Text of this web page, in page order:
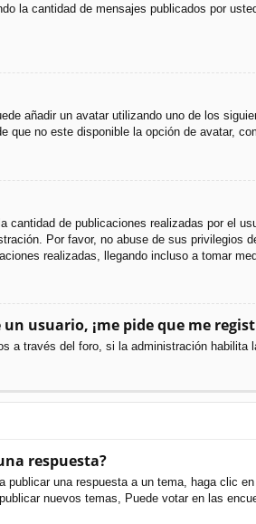
la cantidad de mensajes publicados por
añadir un avatar utilizando uno de los
que no este disponible la opción de avatar,
cantidad de publicaciones realizadas por
Por favor, no abuse de sus
realizadas, llegando incluso a tomar
usuario, ¡me pide que me
a través del foro, si la administración
respuesta?
una respuesta a un tema, haga clic
nuevos temas, Puede votar en las